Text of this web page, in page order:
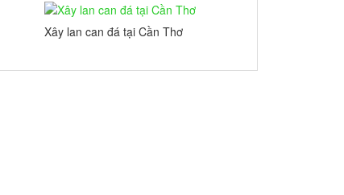
Xây lan can đá tại Cần Thơ